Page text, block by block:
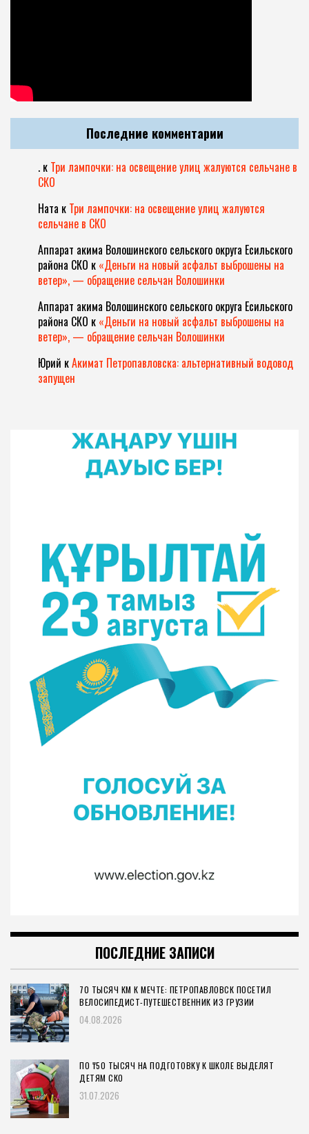
Последние комментарии
. к Три лампочки: на освещение улиц жалуются сельчане в
СКО
Ната к Три лампочки: на освещение улиц жалуются
сельчане в СКО
Аппарат акима Волошинского сельского округа Есильского
района СКО к «Деньги на новый асфальт выброшены на
ветер», — обращение сельчан Волошинки
Аппарат акима Волошинского сельского округа Есильского
района СКО к «Деньги на новый асфальт выброшены на
ветер», — обращение сельчан Волошинки
Юрий кАкимат Петропавловска: альтернативный водовод
запущен
ПОСЛЕДНИЕ ЗАПИСИ
70 ТЫСЯЧ КМ К МЕЧТЕ: ПЕТРОПАВЛОВСК ПОСЕТИЛ
ВЕЛОСИПЕДИСТ-ПУТЕШЕСТВЕННИК ИЗ ГРУЗИИ
04.08.2026
ПО ₸50 ТЫСЯЧ НА ПОДГОТОВКУ К ШКОЛЕ ВЫДЕЛЯТ
ДЕТЯМ СКО
31.07.2026